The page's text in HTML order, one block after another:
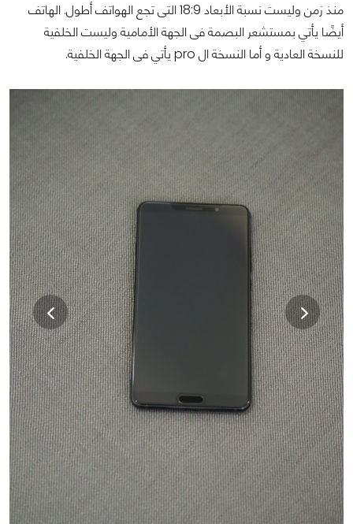
منذ زمن وليست نسبة الأبعاد 18:9 التى تجع الهواتف أطول. الهاتف
أيضًا يأتي بمستشعر البصمة فى الجهة الأمامية وليست الخلفية
للنسخة العادية و أما النسخة ال pro يأتي فى الجهة الخلفية.